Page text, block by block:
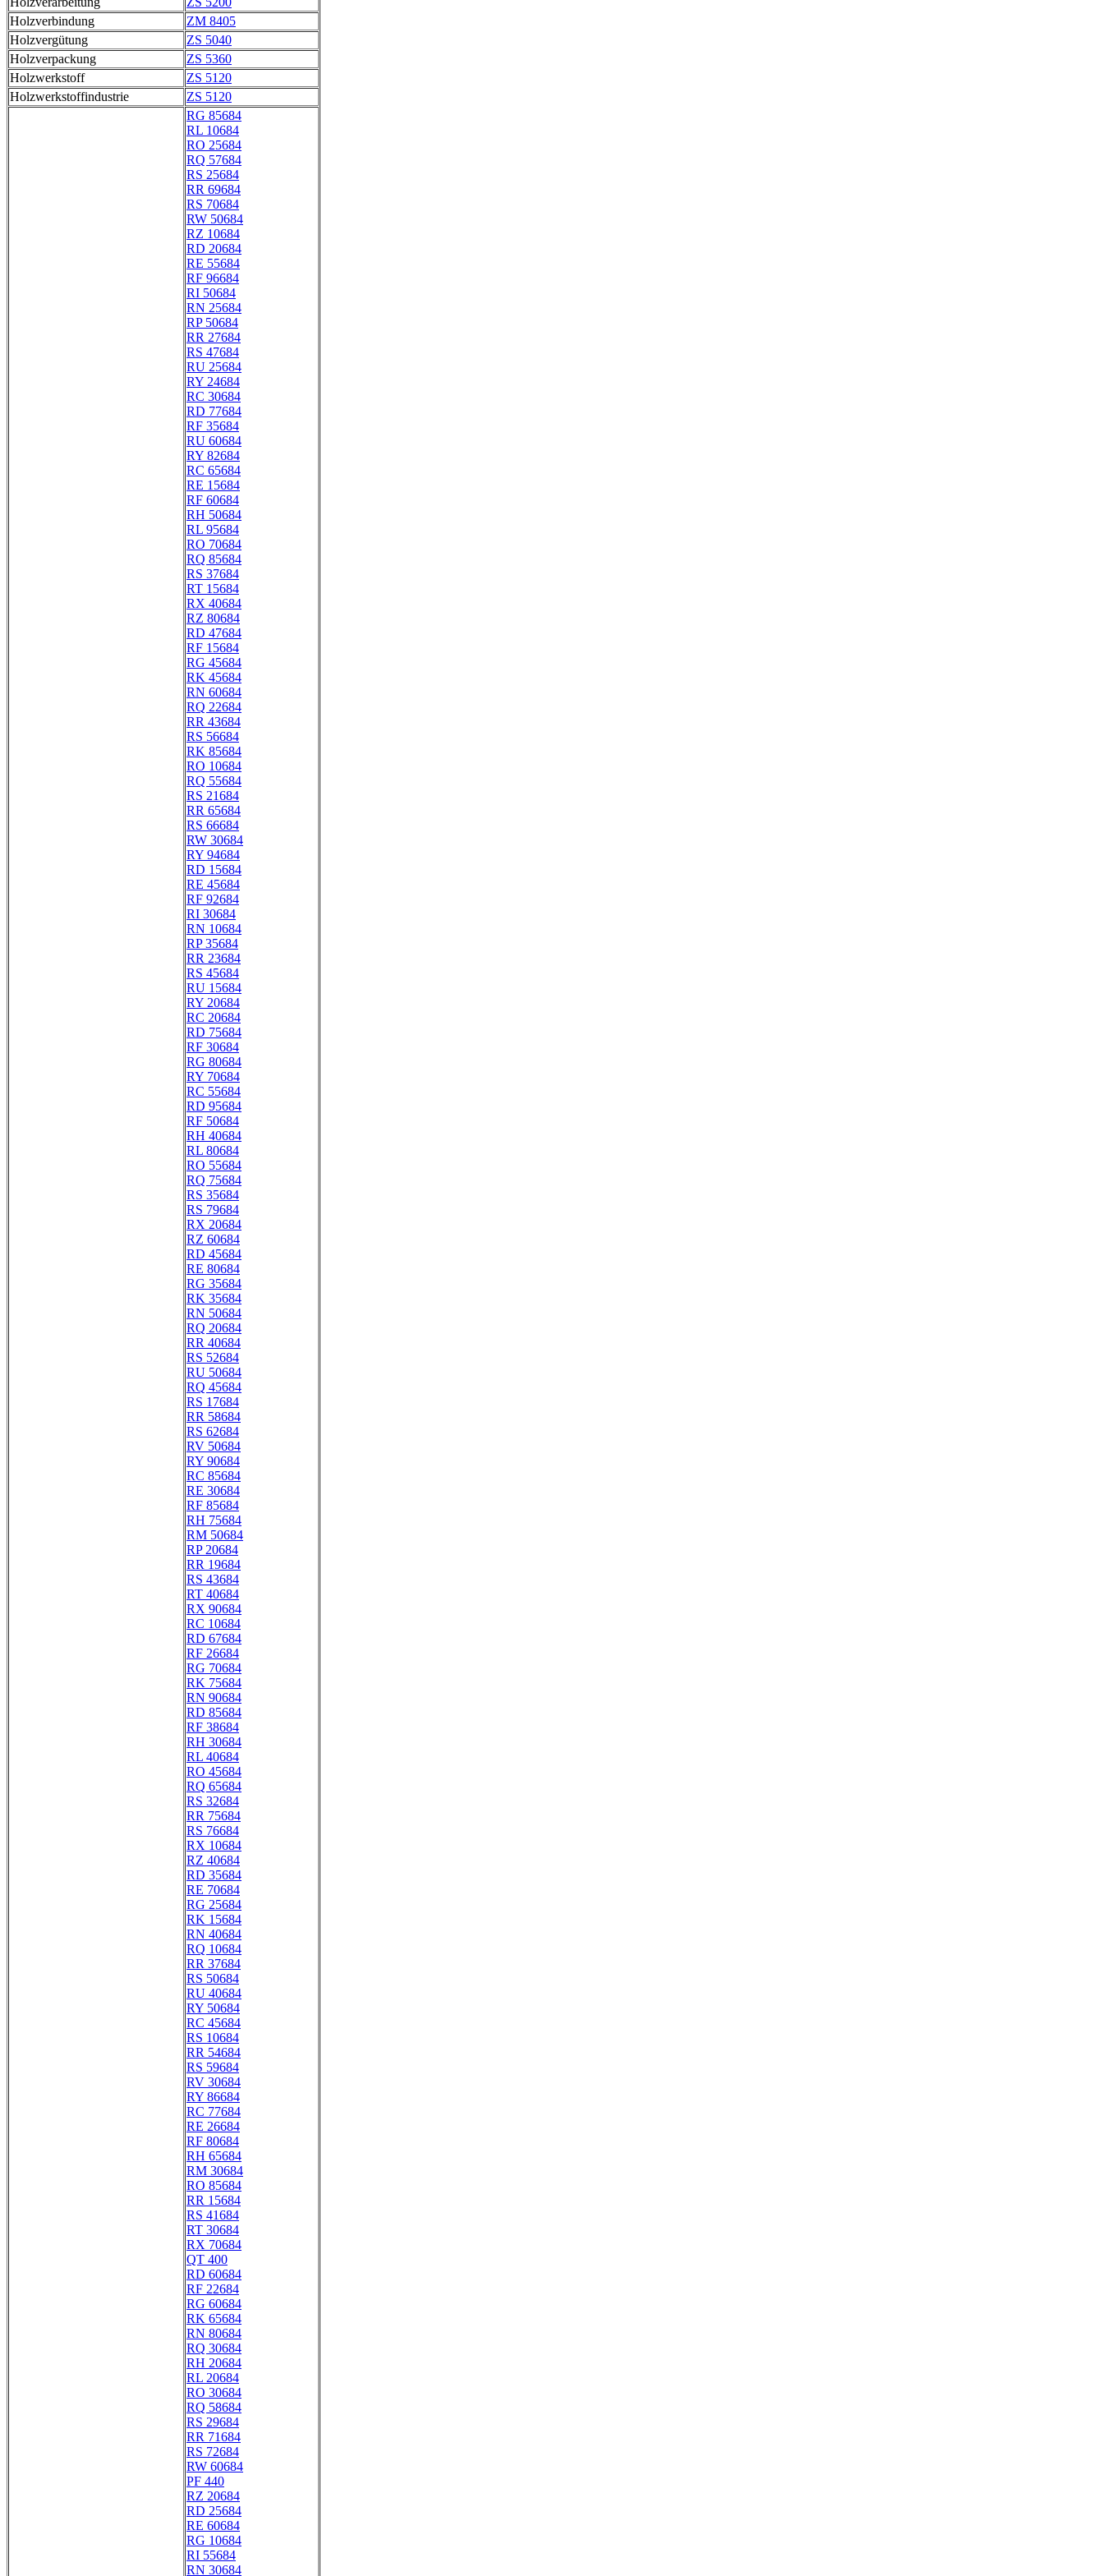
Holzverbindung
ZM 8405
Holzvergütung
ZS 5040
Holzverpackung
ZS 5360
Holzwerkstoff
ZS 5120
Holzwerkstoffindustrie
ZS 5120
RG 85684
RL 10684
RO 25684
RQ 57684
RS 25684
RR 69684
RS 70684
RW 50684
RZ 10684
RD 20684
RE 55684
RF 96684
RI 50684
RN 25684
RP 50684
RR 27684
RS 47684
RU 25684
RY 24684
RC 30684
RD 77684
RF 35684
RU 60684
RY 82684
RC 65684
RE 15684
RF 60684
RH 50684
RL 95684
RO 70684
RQ 85684
RS 37684
RT 15684
RX 40684
RZ 80684
RD 47684
RF 15684
RG 45684
RK 45684
RN 60684
RQ 22684
RR 43684
RS 56684
RK 85684
RO 10684
RQ 55684
RS 21684
RR 65684
RS 66684
RW 30684
RY 94684
RD 15684
RE 45684
RF 92684
RI 30684
RN 10684
RP 35684
RR 23684
RS 45684
RU 15684
RY 20684
RC 20684
RD 75684
RF 30684
RG 80684
RY 70684
RC 55684
RD 95684
RF 50684
RH 40684
RL 80684
RO 55684
RQ 75684
RS 35684
RS 79684
RX 20684
RZ 60684
RD 45684
RE 80684
RG 35684
RK 35684
RN 50684
RQ 20684
RR 40684
RS 52684
RU 50684
RQ 45684
RS 17684
RR 58684
RS 62684
RV 50684
RY 90684
RC 85684
RE 30684
RF 85684
RH 75684
RM 50684
RP 20684
RR 19684
RS 43684
RT 40684
RX 90684
RC 10684
RD 67684
RF 26684
RG 70684
RK 75684
RN 90684
RD 85684
RF 38684
RH 30684
RL 40684
RO 45684
RQ 65684
RS 32684
RR 75684
RS 76684
RX 10684
RZ 40684
RD 35684
RE 70684
RG 25684
RK 15684
RN 40684
RQ 10684
RR 37684
RS 50684
RU 40684
RY 50684
RC 45684
RS 10684
RR 54684
RS 59684
RV 30684
RY 86684
RC 77684
RE 26684
RF 80684
RH 65684
RM 30684
RO 85684
RR 15684
RS 41684
RT 30684
RX 70684
QT 400
RD 60684
RF 22684
RG 60684
RK 65684
RN 80684
RQ 30684
RH 20684
RL 20684
RO 30684
RQ 58684
RS 29684
RR 71684
RS 72684
RW 60684
PF 440
RZ 20684
RD 25684
RE 60684
RG 10684
RI 55684
RN 30684